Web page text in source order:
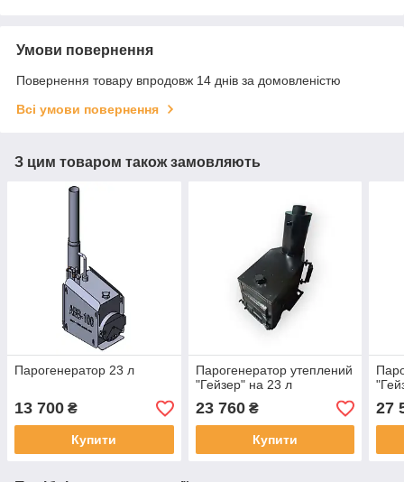
Умови повернення
Повернення товару впродовж 14 днів за домовленістю
Всі умови повернення
З цим товаром також замовляють
Парогенератор 23 л
13 700 ₴
Купити
Парогенератор утеплений
"Гейзер" на 23 л
23 760₴
Купити
27